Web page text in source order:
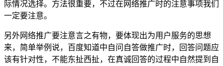
际情况选择。方法很重要，不过在网络推广时的注意事项我们
一定要注意。
另外网络推广要注意言之有物，要体现出为用户服务的思想
来，简单举例说，百度知道中自问自答做推广时，回答问题应
该有针对性，不能东扯西扯，在真诚回答的过程中自然提到自